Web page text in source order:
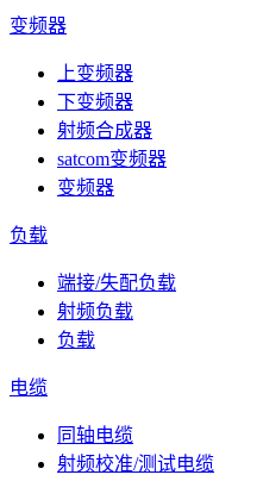
变频器
上变频器
下变频器
射频合成器
satcom变频器
变频器
负载
端接/失配负载
射频负载
负载
电缆
同轴电缆
射频校准/测试电缆